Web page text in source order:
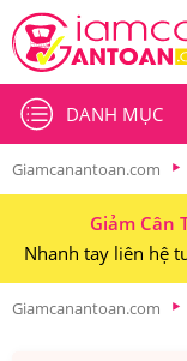
DANH MỤC
Giamcanantoan.com
Giảm Cân
Nhanh tay liên hệ
Giamcanantoan.com